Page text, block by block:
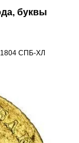
буквы
1804 СПБ-ХЛ